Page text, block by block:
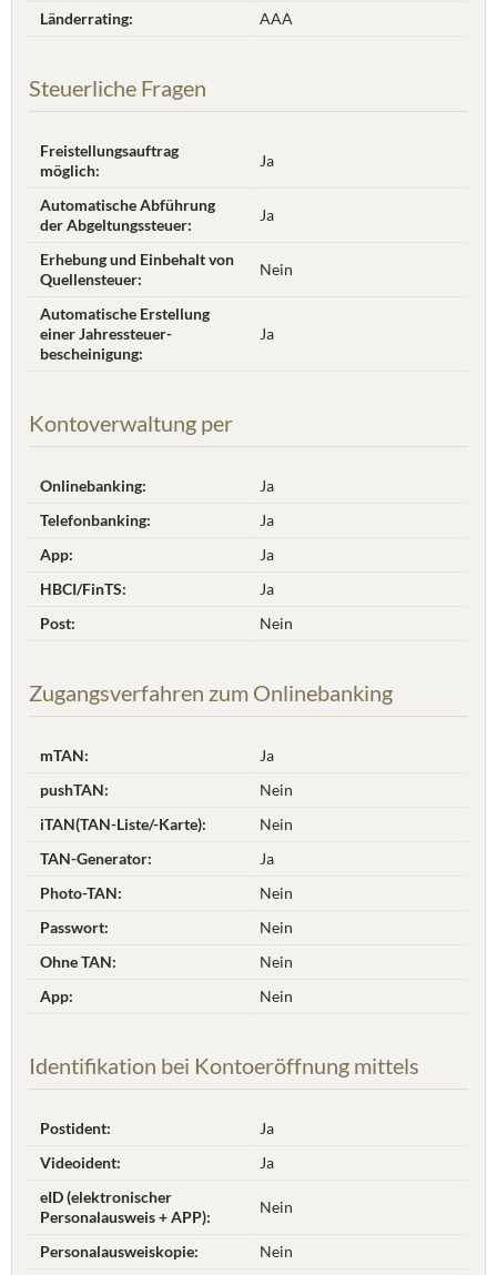
Länderrating:
AAA
Steuerliche Fragen
Freistellungsauftrag
möglich:
Ja
Automatische Abführung
der Abgeltungssteuer:
Ja
Erhebung und Einbehalt von
Quellensteuer:
Nein
Automatische Erstellung
einer Jahres­steuer­
bescheinigung:
Ja
Kontoverwaltung per
Onlinebanking:
Ja
Telefonbanking:
Ja
App:
Ja
HBCI/FinTS:
Ja
Post:
Nein
Zugangsverfahren zum Onlinebanking
mTAN:
Ja
pushTAN:
Nein
iTAN(TAN-Liste/-Karte):
Nein
TAN-Generator:
Ja
Photo-TAN:
Nein
Passwort:
Nein
Ohne TAN:
Nein
App:
Nein
Identifikation bei Kontoeröffnung mittels
Postident:
Ja
Videoident:
Ja
eID (elektronischer
Personalausweis + APP):
Nein
Personalausweiskopie:
Nein